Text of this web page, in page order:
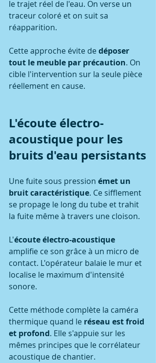
le trajet réel de l'eau. On verse un
traceur coloré et on suit sa
réapparition.
Cette approche évite de déposer
tout le meuble par précaution. On
cible l'intervention sur la seule pièce
réellement en cause.
L'écoute électro-
acoustique pour les
bruits d'eau persistants
Une fuite sous pression émet un
bruit caractéristique. Ce sifflement
se propage le long du tube et trahit
la fuite même à travers une cloison.
L'écoute électro-acoustique
amplifie ce son grâce à un micro de
contact. L'opérateur balaie le mur et
localise le maximum d'intensité
sonore.
Cette méthode complète la caméra
thermique quand le réseau est froid
et profond. Elle s'appuie sur les
mêmes principes que le corrélateur
acoustique de chantier.